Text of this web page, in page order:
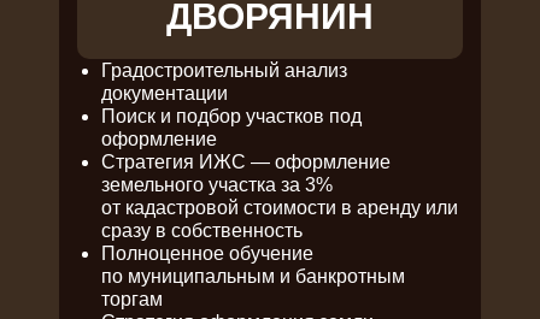
ДВОРЯНИН
Градостроительный анализ
документации
Поиск и подбор участков под
оформление
Стратегия ИЖС — оформление
земельного участка за 3%
от кадастровой стоимости в аренду или
сразу в собственность
Полноценное обучение
по муниципальным и банкротным
торгам